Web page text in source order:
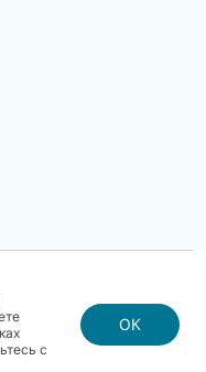
конфиденциальности
учреждений
Карта сайта
персональных данных
cookies
платежей
с
ОК